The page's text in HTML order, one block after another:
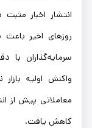
انتشار اخبار مثبت
روزهای اخیر باعث
سرمایه‌گذاران
واکنش اولیه
کاهش یافت.